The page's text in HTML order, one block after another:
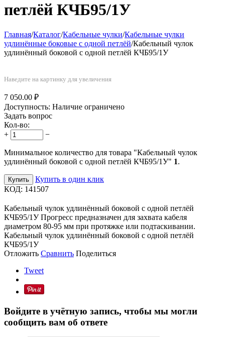
петлёй КЧБ95/1У
Главная/Каталог/Кабельные чулки/Кабельные чулки
удлинённые боковые с одной петлёй/Кабельный чулок
удлинённый боковой с одной петлёй КЧБ95/1У
Наведите на картинку для увеличения
7 050.00 ₽
Доступность: Наличие ограничено
Задать вопрос
Кол-во:
+
−
Минимальное количество для товара "Кабельный чулок
удлинённый боковой с одной петлёй КЧБ95/1У" 1.
Купить
Купить в один клик
КОД: 141507
Кабельный чулок удлинённый боковой с одной петлёй
КЧБ95/1У Прогресс предназначен для захвата кабеля
диаметром 80-95 мм при протяжке или подтаскивании.
Кабельный чулок удлинённый боковой с одной петлёй
КЧБ95/1У
Отложить Сравнить Поделиться
Tweet
Войдите в учётную запись, чтобы мы могли
сообщить вам об ответе